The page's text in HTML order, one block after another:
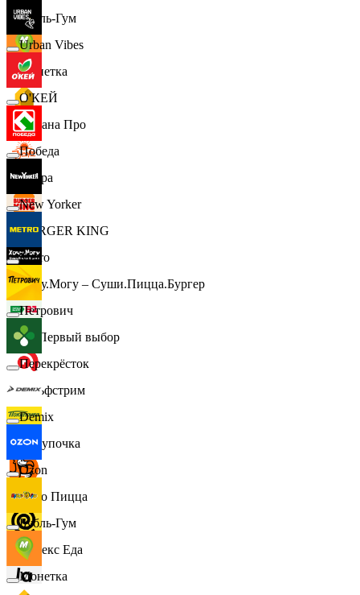
Бубль-Гум
Монетка
Лемана Про
7 утра
BURGER KING
Хочу.Могу – Суши.Пицца.Бургер
B1 Первый выбор
Гольфстрим
Покупочка
Додо Пицца
Яндекс Еда
Urban Vibes
О'КЕЙ
Победа
New Yorker
Metro
Петрович
Перекрёсток
Demix
Ozon
Бубль-Гум
Монетка